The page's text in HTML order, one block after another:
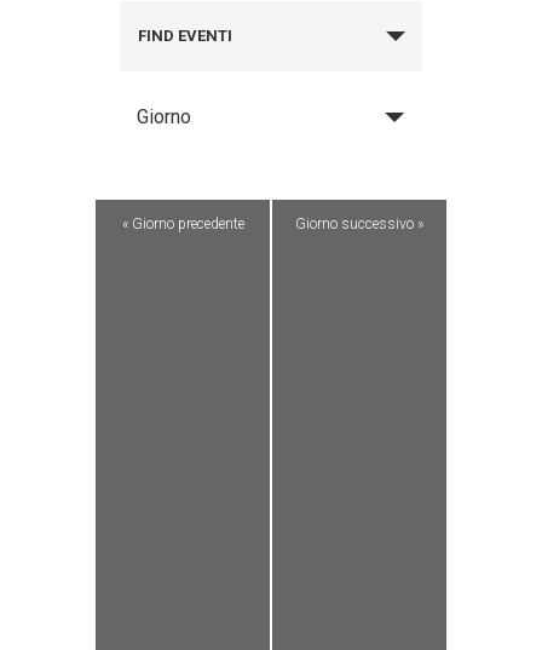
FIND EVENTI
Giorno
« Giorno precedente Giorno successivo »